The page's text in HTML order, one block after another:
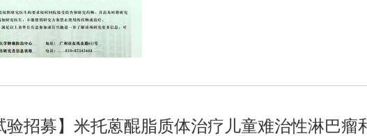
验招募】米托蒽醌脂质体治疗儿童难治性淋巴瘤